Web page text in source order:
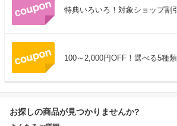
特典いろいろ！対象ショップ割
100～2,000円OFF！選べる5種
お探しの商品が見つかりませんか?